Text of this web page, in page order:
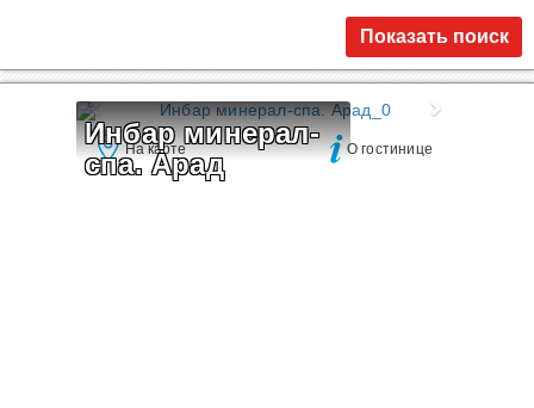
Показать поиск
Инбар минерал-
спа. Арад
На карте О гостинице